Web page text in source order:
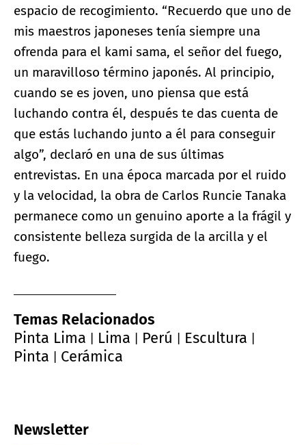
espacio de recogimiento. “Recuerdo que uno de
mis maestros japoneses tenía siempre una
ofrenda para el kami sama, el señor del fuego,
un maravilloso término japonés. Al principio,
cuando se es joven, uno piensa que está
luchando contra él, después te das cuenta de
que estás luchando junto a él para conseguir
algo”, declaró en una de sus últimas
entrevistas. En una época marcada por el ruido
y la velocidad, la obra de Carlos Runcie Tanaka
permanece como un genuino aporte a la frágil y
consistente belleza surgida de la arcilla y el
fuego.
Temas Relacionados
Pinta Lima
Lima Perú Escultura
Pinta Cerámica
Newsletter